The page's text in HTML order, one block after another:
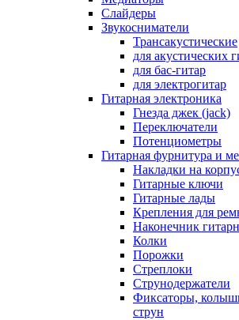
Слайдеры
Звукосниматели
Трансакустические
для акустических
для бас-гитар
для электрогитар
Гитарная электроника
Гнезда джек (jack)
Переключатели
Потенциометры
Гитарная фурнитура и
Накладки на
Гитарные ключи
Гитарные лады
Крепления для
Наконечник
Колки
Порожки
Стреплоки
Струнодержатели
Фиксаторы,
струн